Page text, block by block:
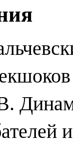
и